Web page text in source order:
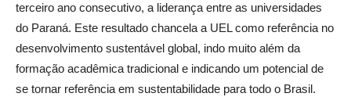
terceiro ano consecutivo, a liderança entre as universidades
do Paraná. Este resultado chancela a UEL como referência no
desenvolvimento sustentável global, indo muito além da
formação acadêmica tradicional e indicando um potencial de
se tornar referência em sustentabilidade para todo o Brasil.